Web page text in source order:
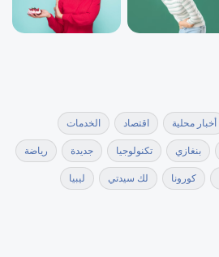
أخبار محلية اقتصاد الخدمات
بنغازي تكنولوجيا جديدة رياضة
كورونا لك سيدتي ليبيا